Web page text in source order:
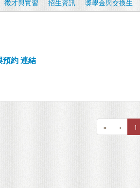
徵才與實習 招生資訊 獎學金與交換生
預約 連結
« ‹ 1